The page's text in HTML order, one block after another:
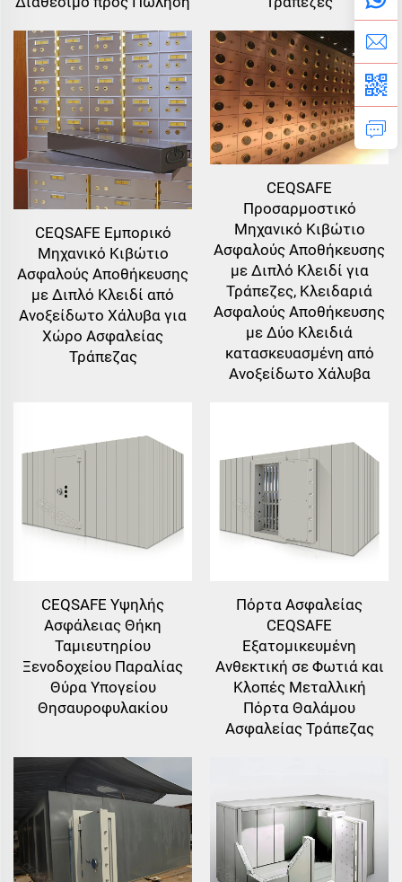
CEQSAFE Εμπορικό
Μηχανικό Κιβώτιο
Ασφαλούς Αποθήκευσης
με Διπλό Κλειδί από
Ανοξείδωτο Χάλυβα για
Χώρο Ασφαλείας
Τράπεζας
CEQSAFE
Προσαρμοστικό
Μηχανικό Κιβώτιο
Ασφαλούς Αποθήκευσης
με Διπλό Κλειδί για
Τράπεζες, Κλειδαριά
Ασφαλούς Αποθήκευσης
με Δύο Κλειδιά
κατασκευασμένη από
Ανοξείδωτο Χάλυβα
CEQSAFE Υψηλής
Ασφάλειας Θήκη
Ταμιευτηρίου
Ξενοδοχείου Παραλίας
Θύρα Υπογείου
Θησαυροφυλακίου
Πόρτα Ασφαλείας
CEQSAFE
Εξατομικευμένη
Ανθεκτική σε Φωτιά και
Κλοπές Μεταλλική
Πόρτα Θαλάμου
Ασφαλείας Τράπεζας